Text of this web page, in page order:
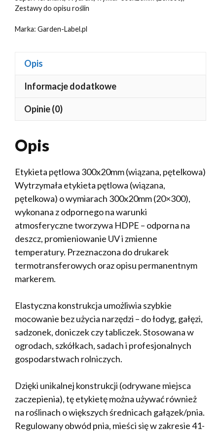
Zestawy do opisu roślin
Marka: Garden-Label.pl
Opis
Informacje dodatkowe
Opinie (0)
Opis
Etykieta pętlowa 300x20mm (wiązana, pętelkowa)
Wytrzymała etykieta pętlowa (wiązana,
pętelkowa) o wymiarach 300x20mm (20×300),
wykonana z odpornego na warunki
atmosferyczne tworzywa HDPE – odporna na
deszcz, promieniowanie UV i zmienne
temperatury. Przeznaczona do drukarek
termotransferowych oraz opisu permanentnym
markerem.
Elastyczna konstrukcja umożliwia szybkie
mocowanie bez użycia narzędzi – do łodyg, gałęzi,
sadzonek, doniczek czy tabliczek. Stosowana w
ogrodach, szkółkach, sadach i profesjonalnych
gospodarstwach rolniczych.
Dzięki unikalnej konstrukcji (odrywane miejsca
zaczepienia), tę etykietę można używać również
na roślinach o większych średnicach gałązek/pnia.
Regulowany obwód pnia, mieści się w zakresie 41-